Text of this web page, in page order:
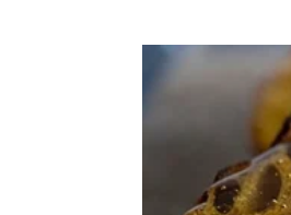
diretamente nas roupas.
tecido respirável ou
Por quanto
Para uma viagem curta,
períodos mais longos, o